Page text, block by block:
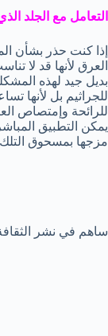
التعامل مع الجلد
إذا كنت حذر بشأن
العرق لأنها قد لا
بديل جيد لهذه
للجراثيم بل لأنها
للرائحة وإمتصاص
يمكن التطبيق
مزجها بمسحوق
ساهم في نشر